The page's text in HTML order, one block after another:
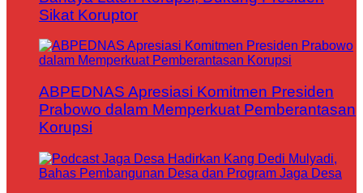
Sikat Koruptor
ABPEDNAS Apresiasi Komitmen Presiden
Prabowo dalam Memperkuat Pemberantasan
Korupsi